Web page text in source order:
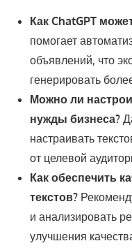
Как ChatGPT
помогает
объявлений, что
генерировать
Можно ли
нужды бизнеса?
настраивать
от целевой
Как обеспечить
текстов?
и анализировать
улучшения